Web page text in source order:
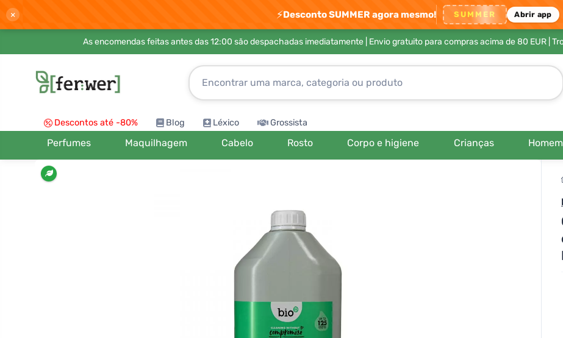
× ⚡Desconto SUMMER agora mesmo! SUMMER Abrir app
As encomendas feitas antes das 12:00 são despachadas imediatamente | Envio gratuito para compras acima de 80 EUR|
Descontos até -80% Blog Léxico Grossista
Perfumes Maquilhagem Cabelo Rosto Corpo e higiene Crianças Homem